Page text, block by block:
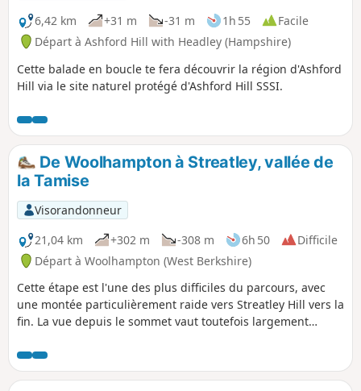
6,42 km
+31 m -31 m 1h 55
Facile
Départ à Ashford Hill with Headley (Hampshire)
Cette balade en boucle te fera découvrir la région d'Ashford
Hill via le site naturel protégé d'Ashford Hill SSSI.
De Woolhampton à Streatley, vallée de
la Tamise
Visorandonneur
21,04 km
+302 m -308 m 6h 50
Difficile
Départ à Woolhampton (West Berkshire)
Cette étape est l'une des plus difficiles du parcours, avec
une montée particulièrement raide vers Streatley Hill vers la
fin. La vue depuis le sommet vaut toutefois largement
montée très raide à Streatley. En chemin, tu pourras profiter
de bateaux sur le canal, d'un cimetière de campagne, de